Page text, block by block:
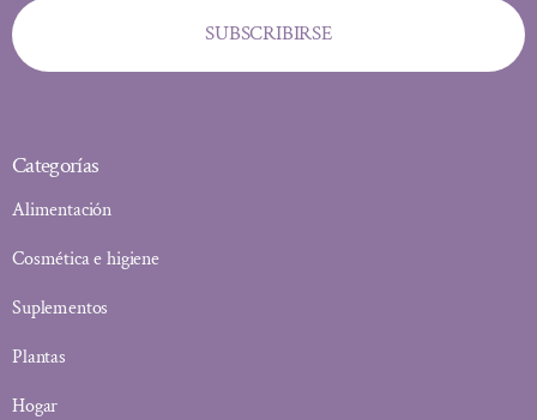
SUBSCRIBIRSE
Categorías
Alimentación
Cosmética e higiene
Suplementos
Plantas
Hogar